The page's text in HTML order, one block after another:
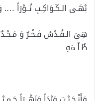
بْهَـى الـكَـوَاكِـبِ نُــوْرَاً ….
هِيَ الـقُـدْسُ فَـخْـرٌ وَ
ظُـلْـمَةِ